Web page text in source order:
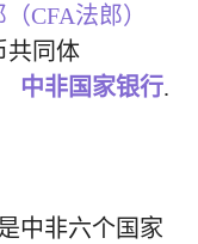
CFA法郎）
共同体
中非国家银行.
中非六个国家